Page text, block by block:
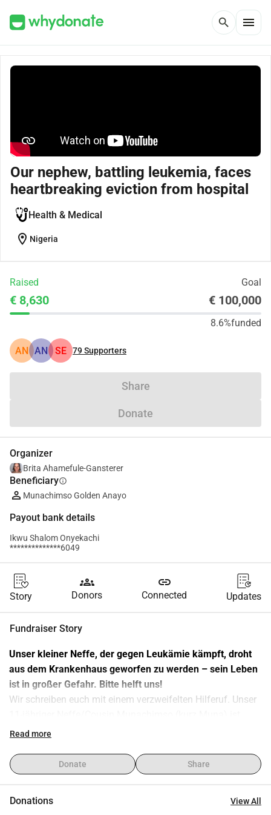
search menu
Our nephew, battling leukemia, faces
heartbreaking eviction from hospital
Health & Medical
location_on Nigeria
Raised Goal
€ 8,630 € 100,000
8.6%funded
AN AN SE 79Supporters
Share
Donate
Organizer
Brita Ahamefule-Gansterer
Beneficiaryinfo
Munachimso Golden Anayo
Payout bank details
Ikwu Shalom Onyekachi
**************6049
Story
groups
Donors
link
Connected Updates
Fundraiser Story
Unser kleiner Neffe, der gegen Leukämie kämpft, droht
aus dem Krankenhaus geworfen zu werden – sein Leben
ist in großer Gefahr. Bitte helft uns!
Wir schreiben euch mit einem verzweifelten Hilferuf. Unser
schwer krank und sein Leben schwebt in Gefahr.
lymphoblastische Leukämie diagnostiziert – eine
niederschmetternde Nachricht für unsere Familie. Seitdem
Hürde, die wir alleine nicht überwinden können. Das
Read more
Donate Share
Donations View All